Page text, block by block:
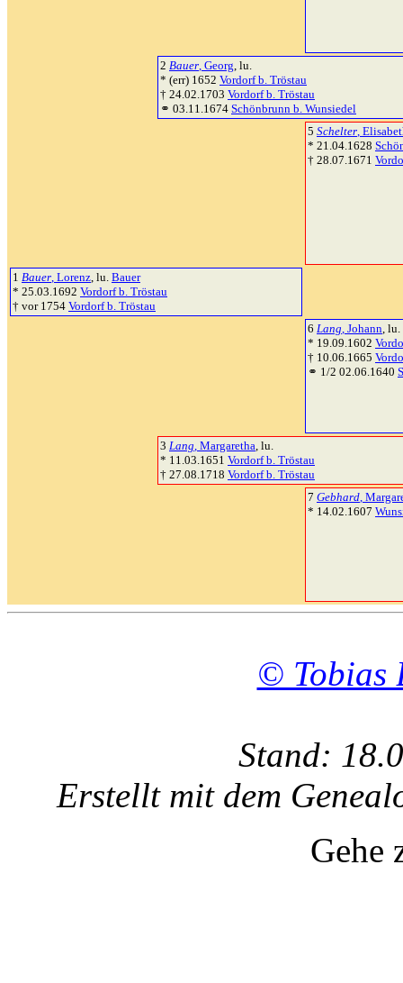
2 Bauer, Georg, lu.
* (err) 1652 Vordorf b. Tröstau
† 24.02.1703 Vordorf b. Tröstau
⚭ 03.11.1674 Schönbrunn b. Wunsiedel
5 Schelter,
* 21.04.1628
† 28.07.1671
1 Bauer, Lorenz, lu. Bauer
* 25.03.1692 Vordorf b. Tröstau
† vor 1754 Vordorf b. Tröstau
6 Lang, Johann, lu.
* 19.09.1602
† 10.06.1665
⚭ 1/2 02.06.1640
3 Lang, Margaretha, lu.
* 11.03.1651 Vordorf b. Tröstau
† 27.08.1718 Vordorf b. Tröstau
7 Gebhard,
* 14.02.1607
© Tobias
Stand:
Erstellt mit dem
Gehe